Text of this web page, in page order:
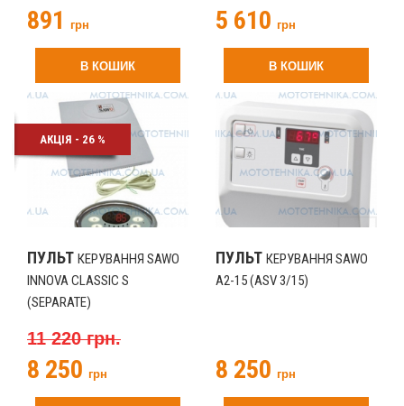
891 грн
В КОШИК
5 610 грн
В КОШИК
АКЦІЯ - 26 %
ПУЛЬТ КЕРУВАННЯ SAWO
INNOVA CLASSIC S
(SEPARATE)
11 220 грн.
8 250 грн
ПУЛЬТ КЕРУВАННЯ SAWO
A2-15 (ASV 3/15)
8 250 грн